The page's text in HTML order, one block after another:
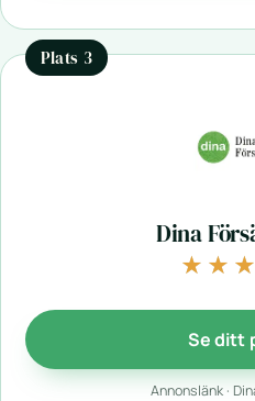
Plats 3
Dina
Se ditt
Annonslänk ·